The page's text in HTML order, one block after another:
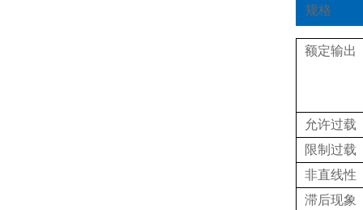
规格
额定输出
允许过载
限制过载
非直线性
滞后现象